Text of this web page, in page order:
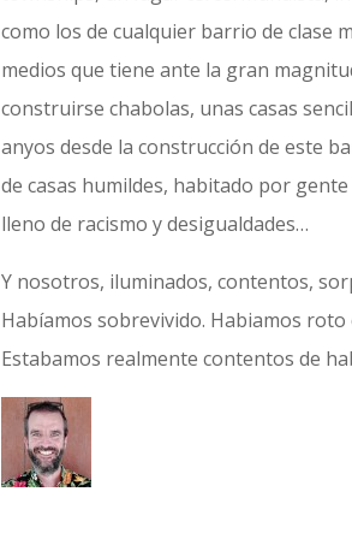
como los de cualquier barrio de clase
medios que tiene ante la gran
construirse chabolas, unas casas
anyos desde la construcción de este
de casas humildes, habitado por
lleno de racismo y desigualdades…
Y nosotros, iluminados, contentos,
Habíamos sobrevivido. Habiamos
Estabamos realmente contentos de